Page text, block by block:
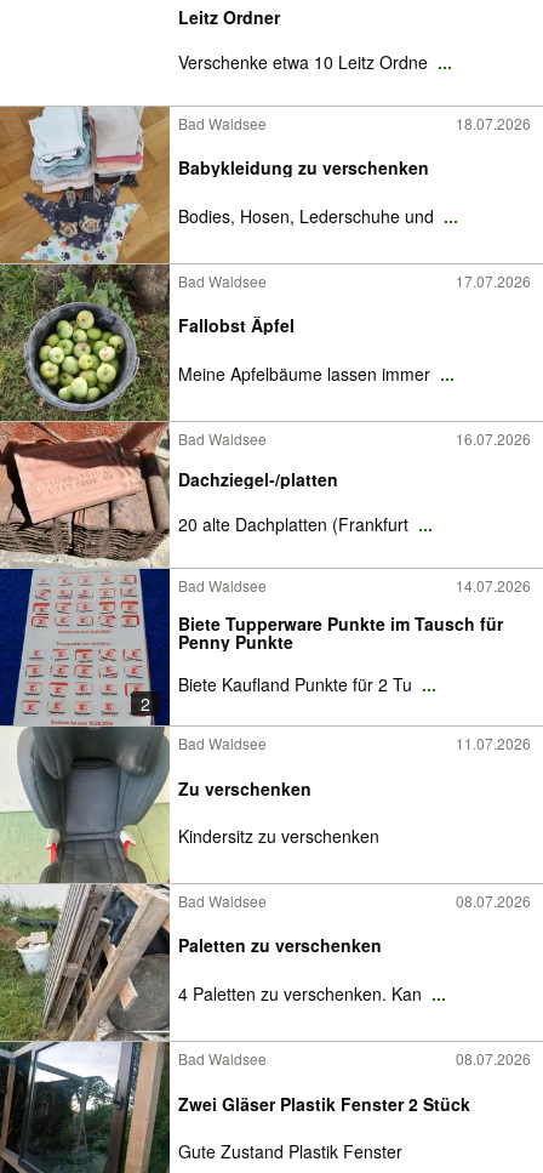
Leitz Ordner
Verschenke etwa 10 Leitz Ordne ...
Bad Waldsee 18.07.2026
Babykleidung zu verschenken
Bodies, Hosen, Lederschuhe und ...
Bad Waldsee 17.07.2026
Fallobst Äpfel
Meine Apfelbäume lassen immer ...
Bad Waldsee 16.07.2026
Dachziegel-/platten
20 alte Dachplatten (Frankfurt ...
2
Bad Waldsee 14.07.2026
Biete Tupperware Punkte im Tausch für
Penny Punkte
Biete Kaufland Punkte für 2 Tu ...
Bad Waldsee 11.07.2026
Zu verschenken
Kindersitz zu verschenken
Bad Waldsee 08.07.2026
Paletten zu verschenken
4 Paletten zu verschenken. Kan ...
Bad Waldsee 08.07.2026
Zwei Gläser Plastik Fenster 2 Stück
Gute Zustand Plastik Fenster